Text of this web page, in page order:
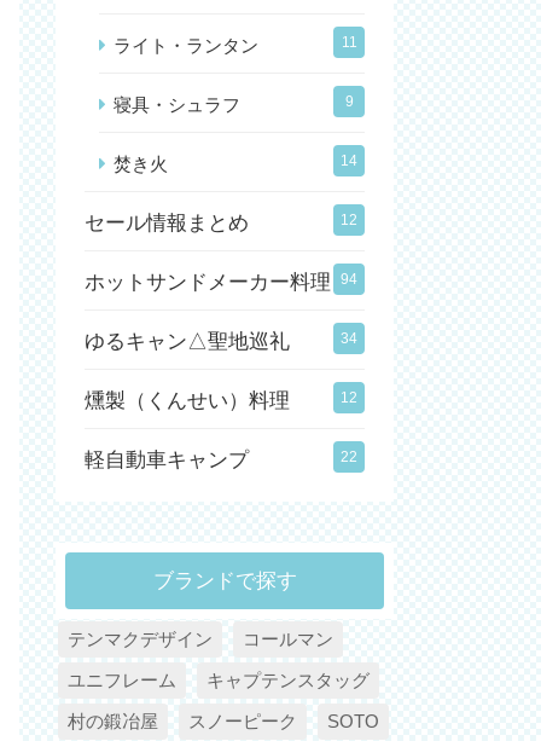
ライト・ランタン 11
寝具・シュラフ 9
焚き火 14
セール情報まとめ 12
ホットサンドメーカー料理 94
ゆるキャン△聖地巡礼 34
燻製（くんせい）料理 12
軽自動車キャンプ 22
ブランドで探す
テンマクデザイン
コールマン
ユニフレーム
キャプテンスタッグ
村の鍛冶屋
スノーピーク
SOTO